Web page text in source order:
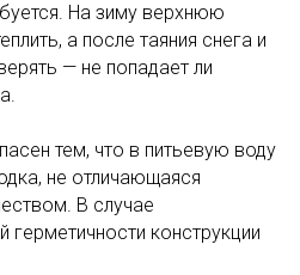
На зиму верхнюю
а после таяния снега и
— не попадает ли
тем, что в питьевую воду
не отличающаяся
В случае
конструкции